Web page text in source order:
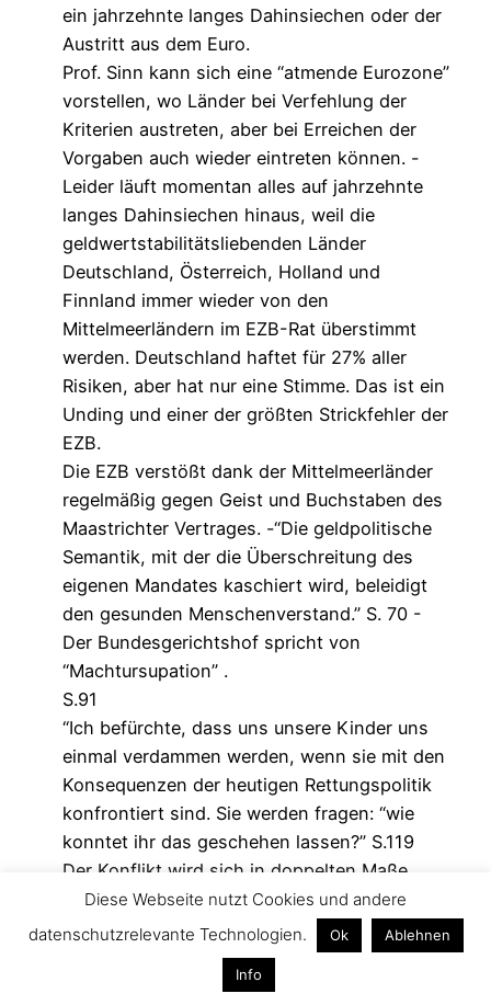
ein jahrzehnte langes Dahinsiechen oder der
Austritt aus dem Euro.
Prof. Sinn kann sich eine “atmende Eurozone”
vorstellen, wo Länder bei Verfehlung der
Kriterien austreten, aber bei Erreichen der
Vorgaben auch wieder eintreten können. -
Leider läuft momentan alles auf jahrzehnte
langes Dahinsiechen hinaus, weil die
geldwertstabilitätsliebenden Länder
Deutschland, Österreich, Holland und
Finnland immer wieder von den
Mittelmeerländern im EZB-Rat überstimmt
werden. Deutschland haftet für 27% aller
Risiken, aber hat nur eine Stimme. Das ist ein
Unding und einer der größten Strickfehler der
EZB.
Die EZB verstößt dank der Mittelmeerländer
regelmäßig gegen Geist und Buchstaben des
Maastrichter Vertrages. -“Die geldpolitische
Semantik, mit der die Überschreitung des
eigenen Mandates kaschiert wird, beleidigt
den gesunden Menschenverstand.” S. 70 -
Der Bundesgerichtshof spricht von
“Machtursupation” .
S.91
“Ich befürchte, dass uns unsere Kinder uns
einmal verdammen werden, wenn sie mit den
Konsequenzen der heutigen Rettungspolitik
konfrontiert sind. Sie werden fragen: “wie
konntet ihr das geschehen lassen?” S.119
Der Konflikt wird sich in doppelten Maße
verschärfen, weil zu den in die Zukunft
verlagerten Schulden die Tatsache kommt,
dass immer weniger Kinder für mehr Rentner
die Renten erwirtschaften müssen.
Diese Webseite nutzt Cookies und andere
datenschutzrelevante Technologien.
Ok Ablehnen
Info